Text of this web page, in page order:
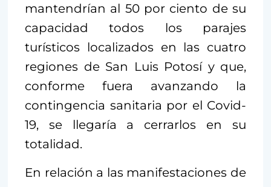
mantendrían al 50 por ciento de su
capacidad todos los parajes
turísticos localizados en las cuatro
regiones de San Luis Potosí y que,
conforme fuera avanzando la
contingencia sanitaria por el Covid-
19, se llegaría a cerrarlos en su
totalidad.
En relación a las manifestaciones de